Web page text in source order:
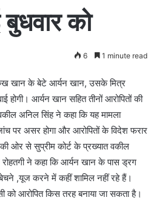
को
6 1 minute read
खान के बेटे आर्यन खान, उसके मित्र
आर्यन खान सहित तीनों आरोपितों की
अनिल सिंह ने कहा कि यह मामला
पर असर होगा और आरोपितों के विदेश फरार
ओर से सुप्रीम कोर्ट के प्रख्यात वकील
ने कहा कि आर्यन खान के पास ड्रग
,यूज करने में कहीं शामिल नहीं रहे हैं।
आरोपित किस तरह बनाया जा सकता है।